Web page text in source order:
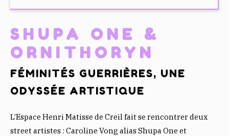
K
P
SHUPA ONE &
ORNITHORYN
FÉMINITÉS GUERRIÈRES, UNE
ODYSSÉE ARTISTIQUE
L’Espace Henri Matisse de Creil fait se rencontrer deux
street artistes : Caroline Vong alias Shupa One et